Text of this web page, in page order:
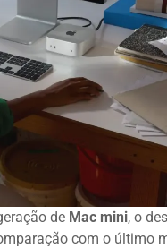
de Mac mini, o
com o último